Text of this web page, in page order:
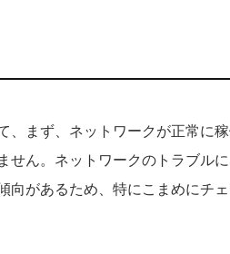
、まず、ネットワークが正常に
せん。ネットワークのトラブル
向があるため、特にこまめにチ